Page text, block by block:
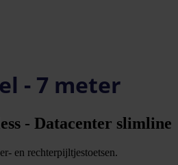
- 7 meter
- Datacenter slimline
en rechterpijltjestoetsen.